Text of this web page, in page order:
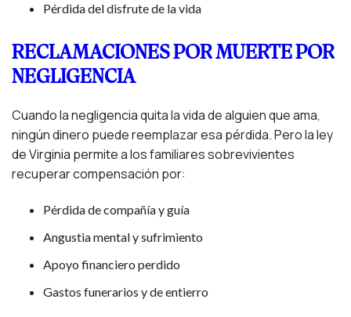
Pérdida del disfrute de la vida
RECLAMACIONES POR MUERTE POR
NEGLIGENCIA
Cuando la negligencia quita la vida de alguien que ama,
ningún dinero puede reemplazar esa pérdida. Pero la ley
de Virginia permite a los familiares sobrevivientes
recuperar compensación por:
Pérdida de compañía y guía
Angustia mental y sufrimiento
Apoyo financiero perdido
Gastos funerarios y de entierro